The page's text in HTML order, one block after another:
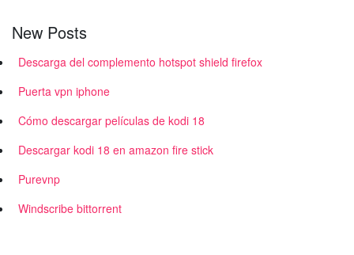
New Posts
Descarga del complemento hotspot shield firefox
Puerta vpn iphone
Cómo descargar películas de kodi 18
Descargar kodi 18 en amazon fire stick
Purevnp
Windscribe bittorrent